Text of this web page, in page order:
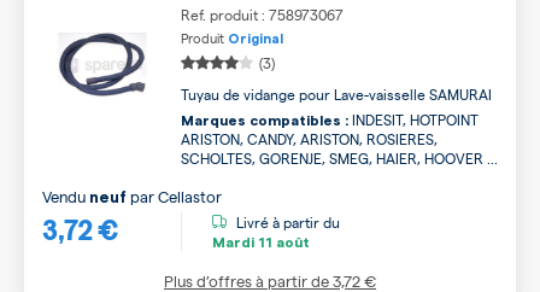
Ref. produit : 758973067
Produit Original
(3)
Tuyau de vidange pour Lave-vaisselle SAMURAI
Marques compatibles : INDESIT, HOTPOINT
ARISTON, CANDY, ARISTON, ROSIERES,
SCHOLTES, GORENJE, SMEG, HAIER, HOOVER ...
3,72 €
Vendu neuf parCellastor
Livré à partir du
Mardi 11 août
Plus d’offres à partir de3,72 €